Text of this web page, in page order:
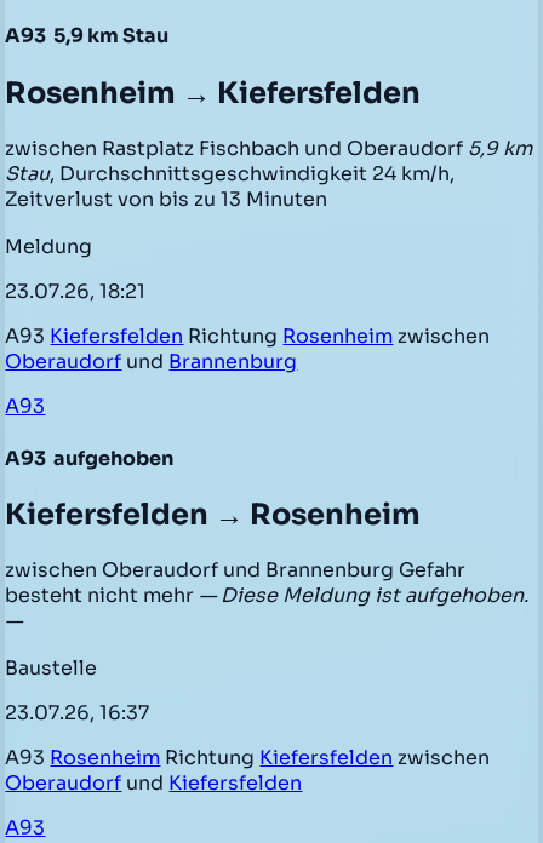
A93 5,9 km Stau
Rosenheim → Kiefersfelden
zwischen Rastplatz Fischbach und Oberaudorf 5,9 km
Stau, Durchschnittsgeschwindigkeit 24 km/h,
Zeitverlust von bis zu 13 Minuten
Meldung
23.07.26, 18:21
A93 Kiefersfelden Richtung Rosenheim zwischen
Oberaudorf und Brannenburg
A93
A93 aufgehoben
Kiefersfelden → Rosenheim
zwischen Oberaudorf und Brannenburg Gefahr
besteht nicht mehr — Diese Meldung ist aufgehoben.
—
Baustelle
23.07.26, 16:37
A93 Rosenheim Richtung Kiefersfelden zwischen
Oberaudorf und Kiefersfelden
A93